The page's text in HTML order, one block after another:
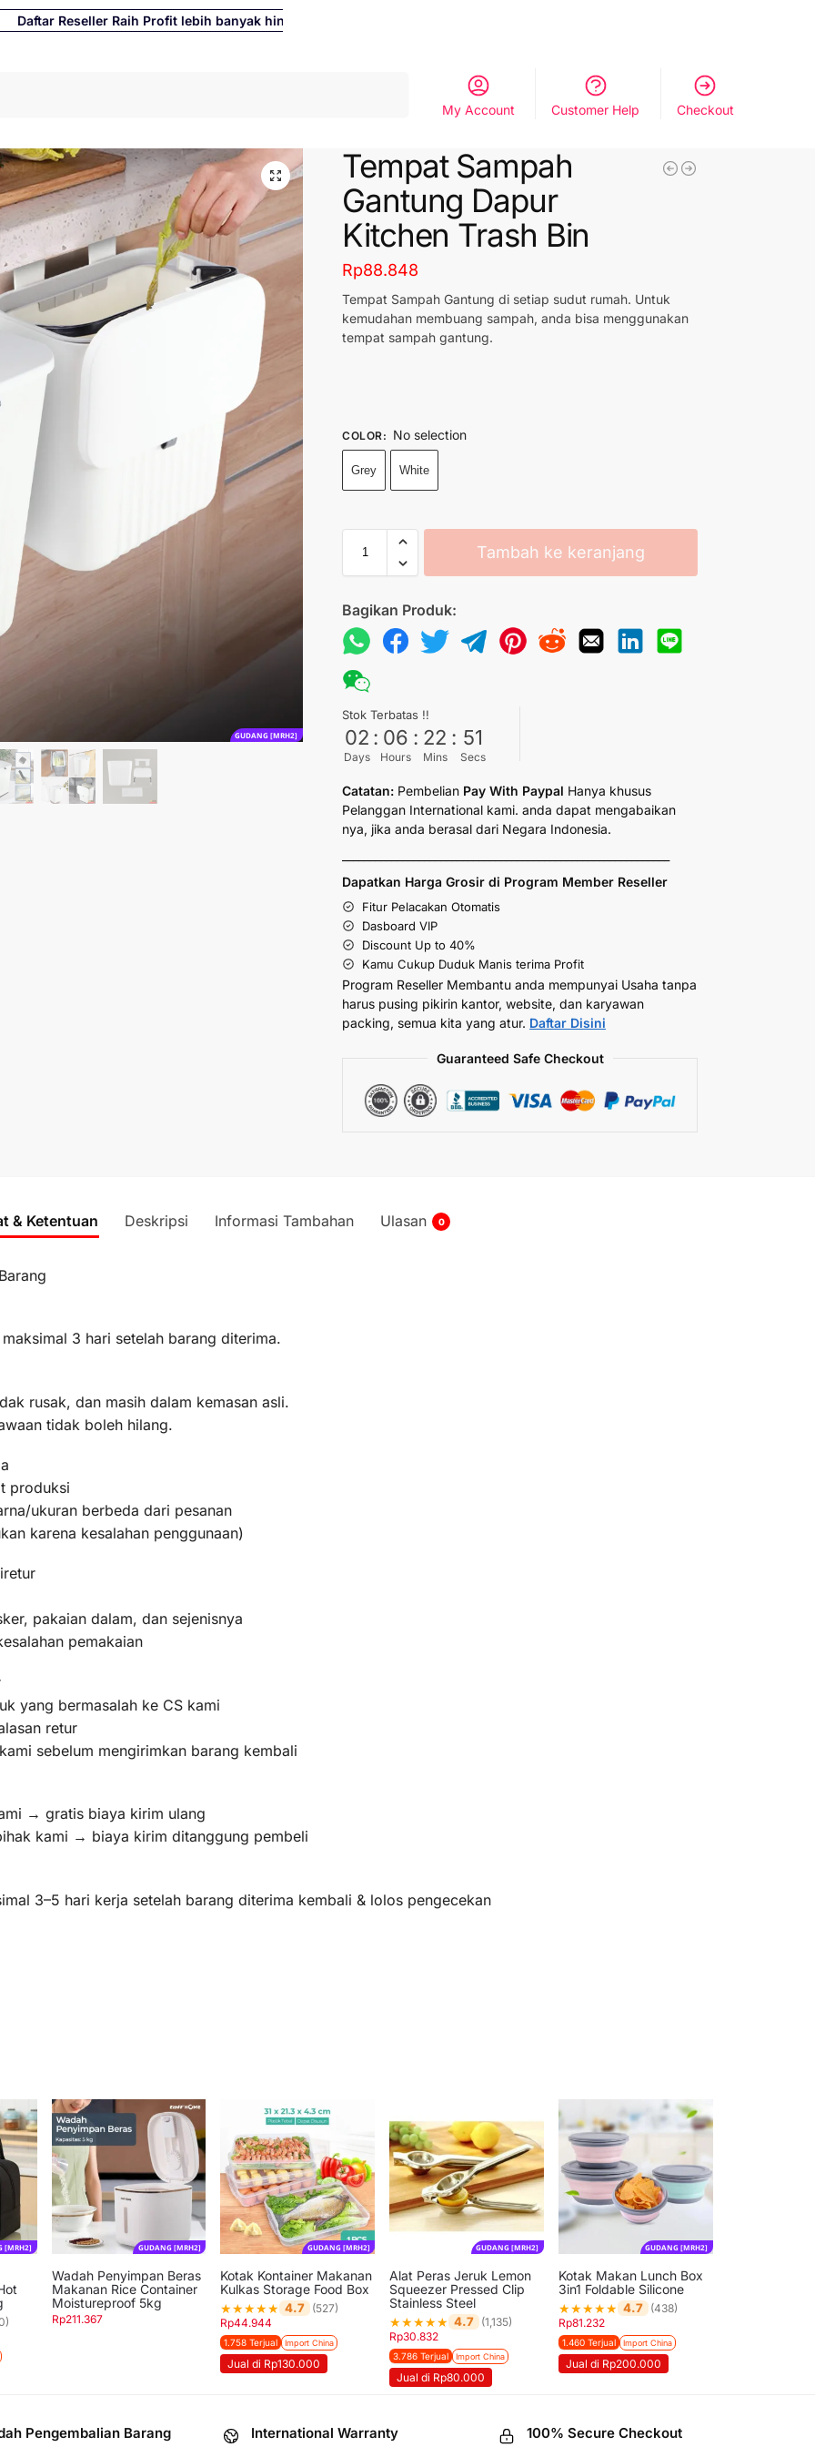
Reseller Raih Profit lebih banyak hingga 500%
My Account Customer Help Checkout
GUDANG [MRH2]
Tempat Sampah
Gantung Dapur
Kitchen Trash Bin
Rp88.848
Tempat Sampah Gantung di setiap sudut rumah. Untuk
kemudahan membuang sampah, anda bisa menggunakan
tempat sampah gantung.
COLOR: No selection
Grey White
Tambah ke keranjang
Bagikan Produk:
Stok Terbatas !!
02
Days
: 06
Hours
: 22
Mins
: 50
Secs
Catatan: Pembelian Pay With Paypal Hanya khusus
Pelanggan International kami. anda dapat mengabaikan
nya, jika anda berasal dari Negara Indonesia.
Dapatkan Harga Grosir di Program Member Reseller
Fitur Pelacakan Otomatis
Dasboard VIP
Discount Up to 40%
Kamu Cukup Duduk Manis terima Profit
Program Reseller Membantu anda mempunyai Usaha tanpa
harus pusing pikirin kantor, website, dan karyawan
packing, semua kita yang atur. Daftar Disini
Guaranteed Safe Checkout
& Ketentuan Deskripsi Informasi Tambahan Ulasan 0
3 hari setelah barang diterima.
rusak, dan masih dalam kemasan asli.
tidak boleh hilang.
produksi
ukuran berbeda dari pesanan
karena kesalahan penggunaan)
pakaian dalam, dan sejenisnya
pemakaian
yang bermasalah ke CS kami
retur
sebelum mengirimkan barang kembali
→ gratis biaya kirim ulang
kami → biaya kirim ditanggung pembeli
3–5 hari kerja setelah barang diterima kembali & lolos pengecekan
[MRH2] GUDANG [MRH2]
Wadah Penyimpan Beras
Makanan Rice Container
Moistureproof 5kg
Rp211.367
GUDANG [MRH2]
Kotak Kontainer Makanan
Kulkas Storage Food Box
★★★★★ 4.7 (527)
Rp44.944
1.758 Terjual Import China
Jual di Rp130.000
GUDANG [MRH2]
Alat Peras Jeruk Lemon
Squeezer Pressed Clip
Stainless Steel
★★★★★ 4.7 (1,135)
Rp30.832
3.786 Terjual Import China
Jual di Rp80.000
GUDANG [MRH2]
Kotak Makan Lunch Box
3in1 Foldable Silicone
★★★★★ 4.7
(438)
Rp81.232
1.460 Terjual Import China
Jual di Rp200.000
Pengembalian Barang International Warranty 100% Secure Checkout